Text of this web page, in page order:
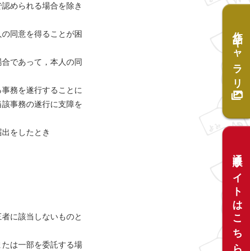
作品ギャラリー
通販サイトはこちら
められる場合を除き
同意を得ることが困
であって，本人の同
務を遂行することに
事務の遂行に支障を
をしたとき
に該当しないものと
は一部を委託する場